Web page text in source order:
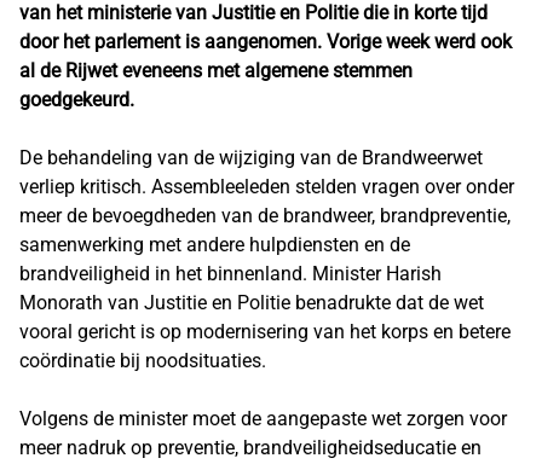
van het ministerie van Justitie en Politie die in korte tijd
door het parlement is aangenomen. Vorige week werd ook
al de Rijwet eveneens met algemene stemmen
goedgekeurd.
De behandeling van de wijziging van de Brandweerwet
verliep kritisch. Assembleeleden stelden vragen over onder
meer de bevoegdheden van de brandweer, brandpreventie,
samenwerking met andere hulpdiensten en de
brandveiligheid in het binnenland. Minister Harish
Monorath van Justitie en Politie benadrukte dat de wet
vooral gericht is op modernisering van het korps en betere
coördinatie bij noodsituaties.
Volgens de minister moet de aangepaste wet zorgen voor
meer nadruk op preventie, brandveiligheidseducatie en